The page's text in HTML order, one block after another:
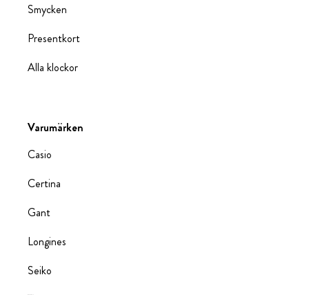
Smycken
Presentkort
Alla klockor
Varumärken
Casio
Certina
Gant
Longines
Seiko